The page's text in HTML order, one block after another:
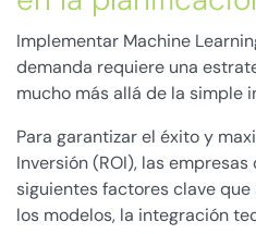
Implementar Machine
demanda requiere una
mucho más allá de la simple
Para garantizar el éxito y
Inversión (ROI), las
siguientes factores clave
los modelos, la integración